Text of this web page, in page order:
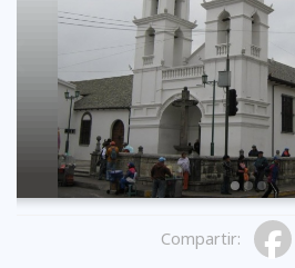
Previous
Compartir: